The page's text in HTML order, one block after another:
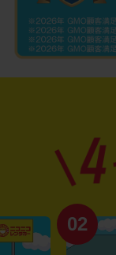
02